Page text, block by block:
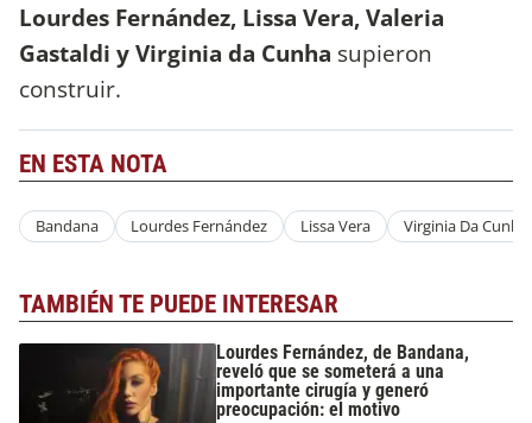
Lourdes Fernández, Lissa Vera, Valeria
Gastaldi y Virginia da Cunha supieron
construir.
EN ESTA NOTA
Bandana Lourdes Fernández Lissa Vera Virginia Da Cunha
TAMBIÉN TE PUEDE INTERESAR
Lourdes Fernández, de Bandana,
reveló que se someterá a una
importante cirugía y generó
preocupación: el motivo